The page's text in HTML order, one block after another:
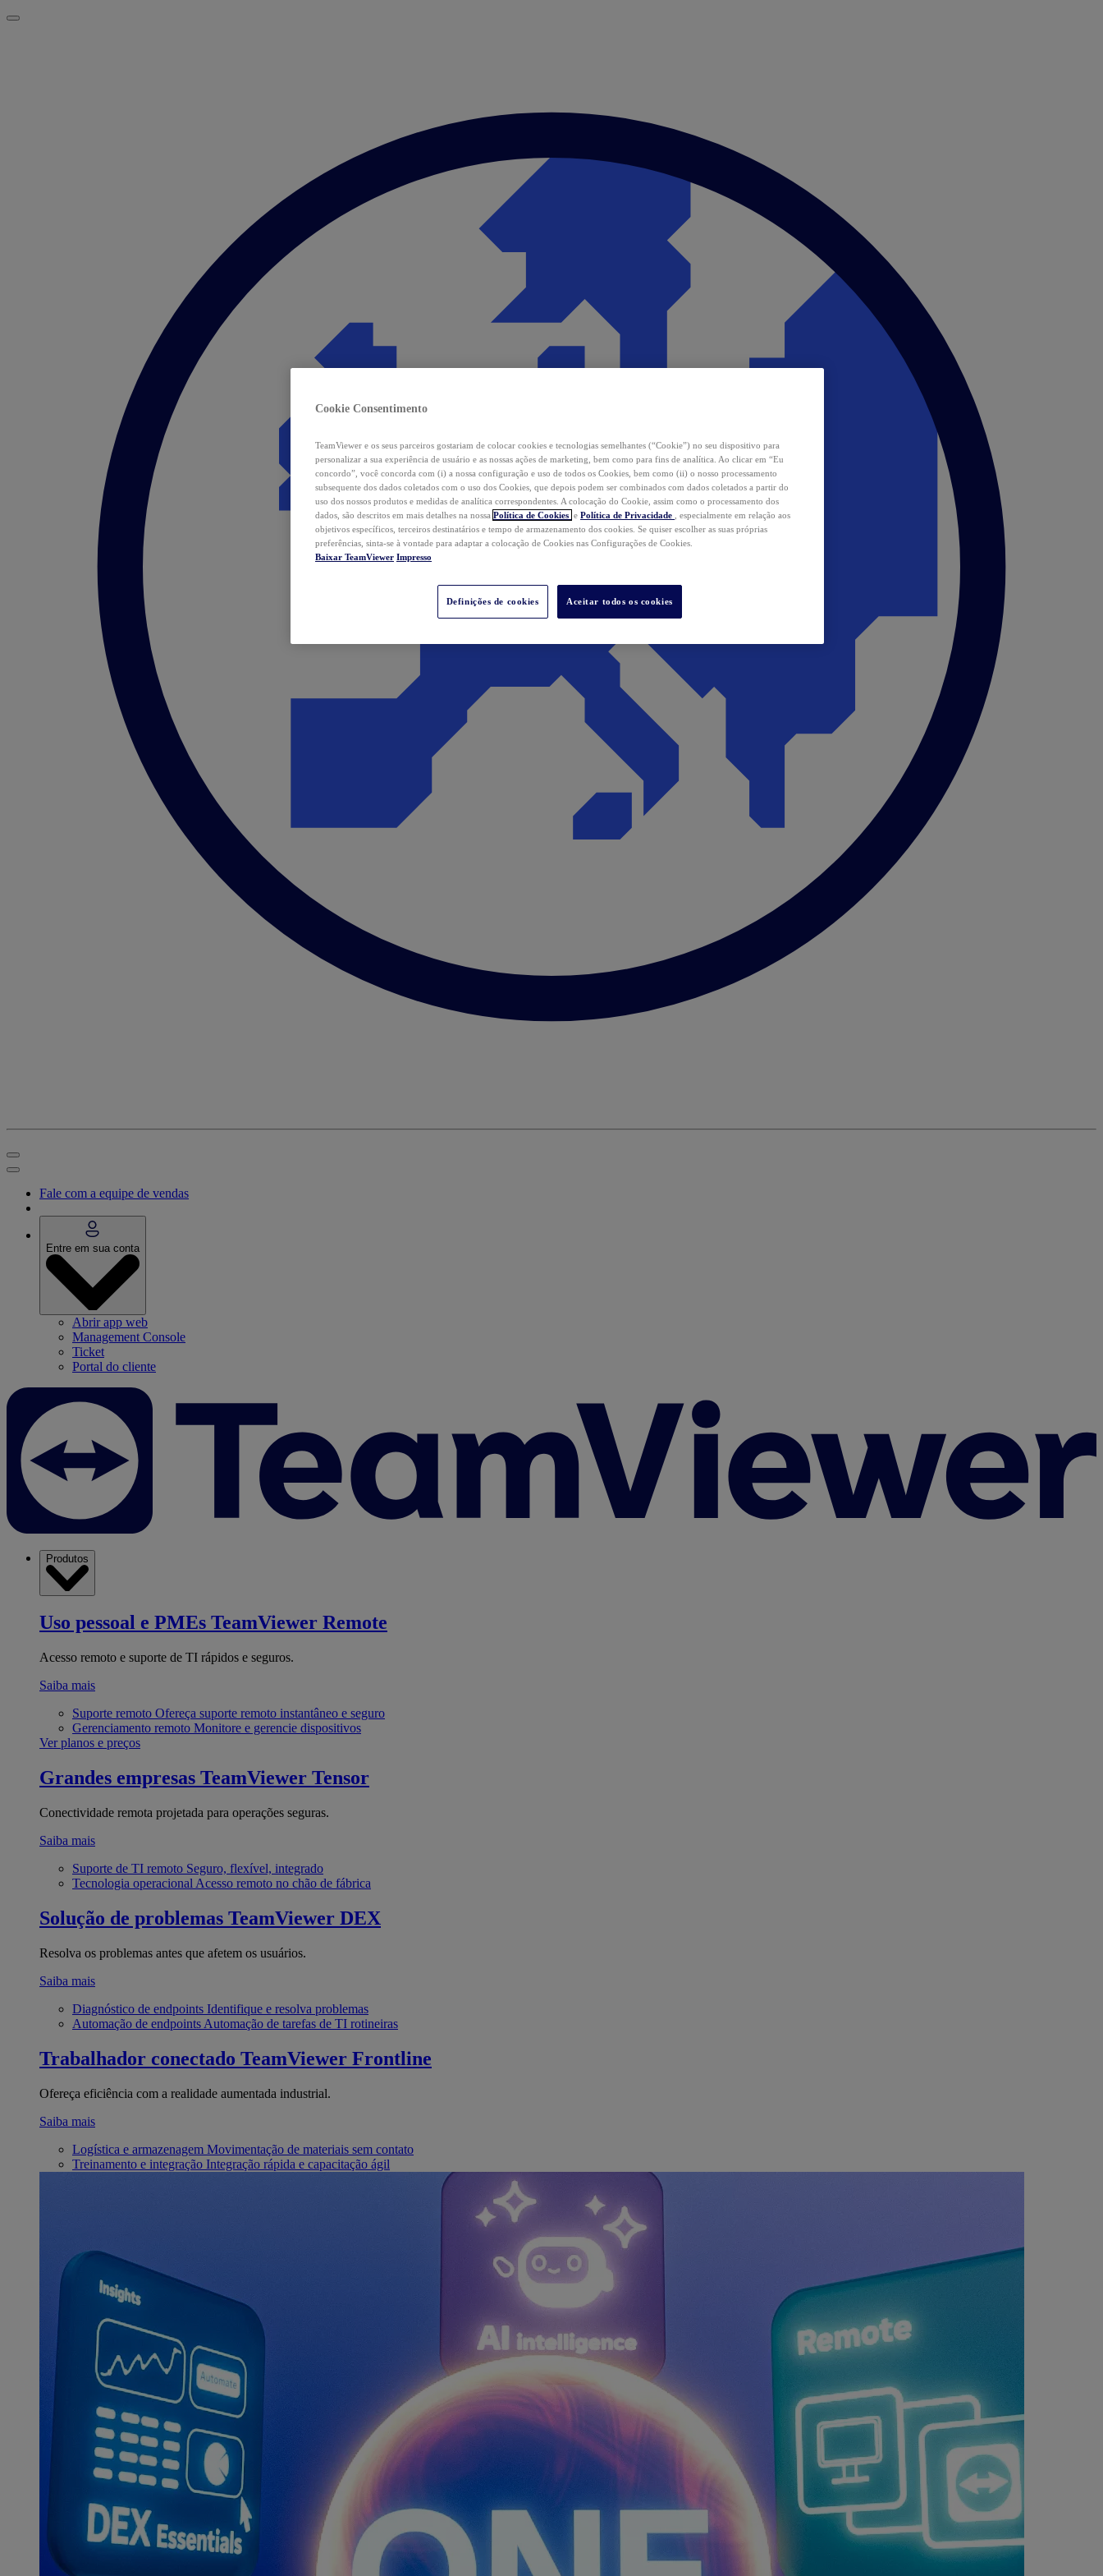
Fale com a equipe de vendas
Entre em sua conta
Abrir app web
Management Console
Ticket
Portal do cliente
Produtos
Uso pessoal e PMEs TeamViewer Remote
Acesso remoto e suporte de TI rápidos e seguros.
Saiba mais
Suporte remoto Ofereça suporte remoto instantâneo e seguro
Gerenciamento remoto Monitore e gerencie dispositivos
Ver planos e preços
Grandes empresas TeamViewer Tensor
Conectividade remota projetada para operações seguras.
Saiba mais
Suporte de TI remoto Seguro, flexível, integrado
Tecnologia operacional Acesso remoto no chão de fábrica
Solução de problemas TeamViewer DEX
Resolva os problemas antes que afetem os usuários.
Saiba mais
Diagnóstico de endpoints Identifique e resolva problemas
Automação de endpoints Automação de tarefas de TI rotineiras
Trabalhador conectado TeamViewer Frontline
Ofereça eficiência com a realidade aumentada industrial.
Saiba mais
Logística e armazenagem Movimentação de materiais sem contato
Treinamento e integração Integração rápida e capacitação ágil
Cookie Consentimento
TeamViewer e os seus parceiros gostariam de colocar cookies e tecnologias semelhantes (“Cookie”) no seu dispositivo para
personalizar a sua experiência de usuário e as nossas ações de marketing, bem como para fins de analítica. Ao clicar em “Eu
concordo”, você concorda com (i) a nossa configuração e uso de todos os Cookies, bem como (ii) o nosso processamento
subsequente dos dados coletados com o uso dos Cookies, que depois podem ser combinados com dados coletados a partir do
uso dos nossos produtos e medidas de analítica correspondentes. A colocação do Cookie, assim como o processamento dos
dados, são descritos em mais detalhes na nossa Política de Cookies e Política de Privacidade
, especialmente em relação aos
objetivos específicos, terceiros destinatários e tempo de armazenamento dos cookies. Se quiser escolher as suas próprias
preferências, sinta-se à vontade para adaptar a colocação de Cookies nas Configurações de Cookies.
Baixar TeamViewer Impresso
Definições de cookies Aceitar todos os cookies